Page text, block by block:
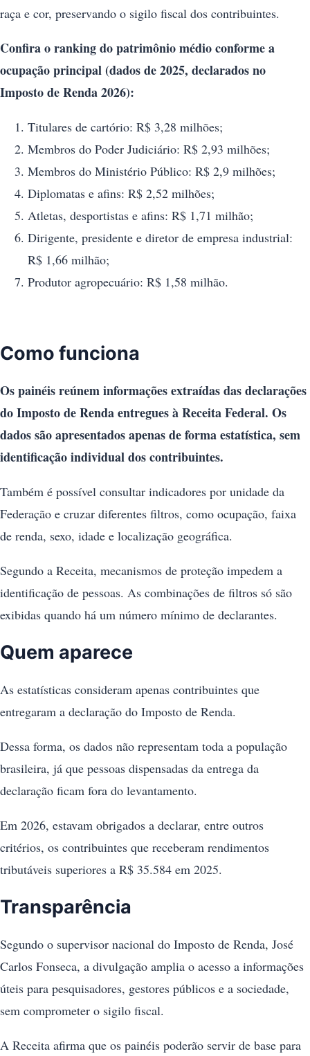
raça e cor, preservando o sigilo fiscal dos contribuintes.
Confira o ranking do patrimônio médio conforme a
ocupação principal (dados de 2025, declarados no
Imposto de Renda 2026):
Titulares de cartório: R$ 3,28 milhões;
Membros do Poder Judiciário: R$ 2,93 milhões;
Membros do Ministério Público: R$ 2,9 milhões;
Diplomatas e afins: R$ 2,52 milhões;
Atletas, desportistas e afins: R$ 1,71 milhão;
Dirigente, presidente e diretor de empresa industrial:
R$ 1,66 milhão;
Produtor agropecuário: R$ 1,58 milhão.
Como funciona
Os painéis reúnem informações extraídas das declarações
do Imposto de Renda entregues à Receita Federal. Os
dados são apresentados apenas de forma estatística, sem
identificação individual dos contribuintes.
Também é possível consultar indicadores por unidade da
Federação e cruzar diferentes filtros, como ocupação, faixa
de renda, sexo, idade e localização geográfica.
Segundo a Receita, mecanismos de proteção impedem a
identificação de pessoas. As combinações de filtros só são
exibidas quando há um número mínimo de declarantes.
Quem aparece
As estatísticas consideram apenas contribuintes que
entregaram a declaração do Imposto de Renda.
Dessa forma, os dados não representam toda a população
brasileira, já que pessoas dispensadas da entrega da
declaração ficam fora do levantamento.
Em 2026, estavam obrigados a declarar, entre outros
critérios, os contribuintes que receberam rendimentos
tributáveis superiores a R$ 35.584 em 2025.
Transparência
Segundo o supervisor nacional do Imposto de Renda, José
Carlos Fonseca, a divulgação amplia o acesso a informações
úteis para pesquisadores, gestores públicos e a sociedade,
sem comprometer o sigilo fiscal.
A Receita afirma que os painéis poderão servir de base para